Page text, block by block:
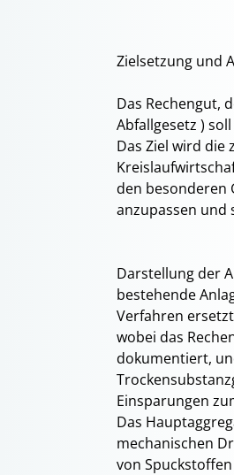
Zielsetzung und
Das Rechengut,
Abfallgesetz )
Das Ziel wird die
den besonderen
anzupassen und
Darstellung der
bestehende
Verfahren
wobei das
dokumentiert,
Einsparungen
Das
mechanischen
von